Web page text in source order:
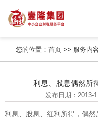
您的位置：首页 >> 服务内
利息、股息偶然所
发布日期：2013-
利息、股息、红利所得，偶